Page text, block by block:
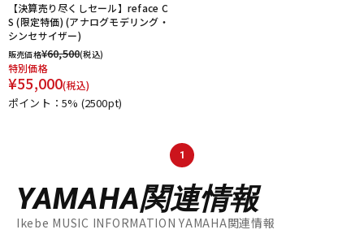
【決算売り尽くしセール】reface C
S (限定特価) (アナログモデリング・
シンセサイザー)
販売価格¥60,500(税込)
特別価格
¥55,000(税込)
ポイント：5% (2500pt)
1
YAMAHA関連情報
Ikebe MUSIC INFORMATION YAMAHA関連情報